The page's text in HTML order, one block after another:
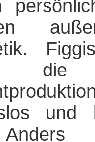
die
und
Anders